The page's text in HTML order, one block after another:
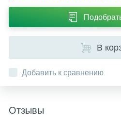
В
Добавить к сравнению
Отзывы